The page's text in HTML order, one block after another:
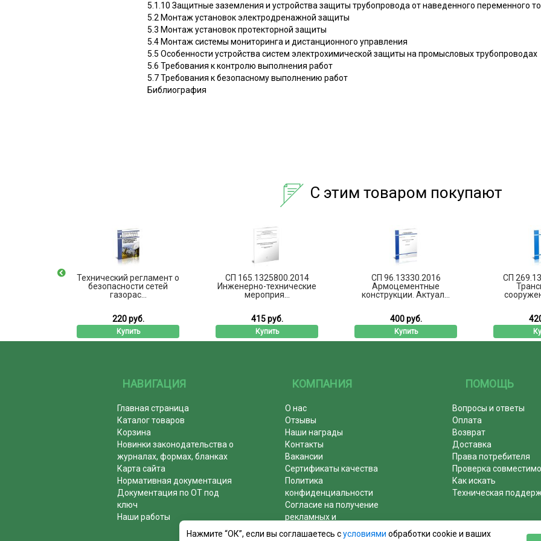
5.1.10 Защитные заземления и устройства защиты трубопровода от наведенного переменного
5.2 Монтаж установок электродренажной защиты
5.3 Монтаж установок протекторной защиты
5.4 Монтаж системы мониторинга и дистанционного управления
5.5 Особенности устройства систем электрохимической защиты на промысловых трубопроводах
5.6 Требования к контролю выполнения работ
5.7 Требования к безопасному выполнению работ
Библиография
С этим товаром покупают
Технический регламент о
безопасности сетей
газорас...
220 руб.
Купить
СП 165.1325800.2014
Инженерно-технические
мероприя...
415 руб.
Купить
СП 96.13330.2016
Армоцементные
конструкции. Актуал...
400 руб.
Купить
СП
НАВИГАЦИЯ
Главная страница
Каталог товаров
Корзина
Новинки законодательства о
журналах, формах, бланках
Карта сайта
Нормативная документация
Документация по ОТ под
ключ
Наши работы
КОМПАНИЯ
О нас
Отзывы
Наши награды
Контакты
Вакансии
Сертификаты качества
Политика
конфиденциальности
Согласие на получение
рекламных и
информационных рассылок
ПОМОЩЬ
Вопросы и ответы
Оплата
Возврат
Доставка
Права потребителя
Проверка
Как искать
Техническая
Нажмите “ОК”, если вы соглашаетесь сусловиями обработки cookie и ваших